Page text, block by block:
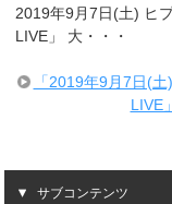
2019年9月7日(土) ヒ
LIVE」 大・・・
「2019年9月7日(
LIVE
サブコンテンツ